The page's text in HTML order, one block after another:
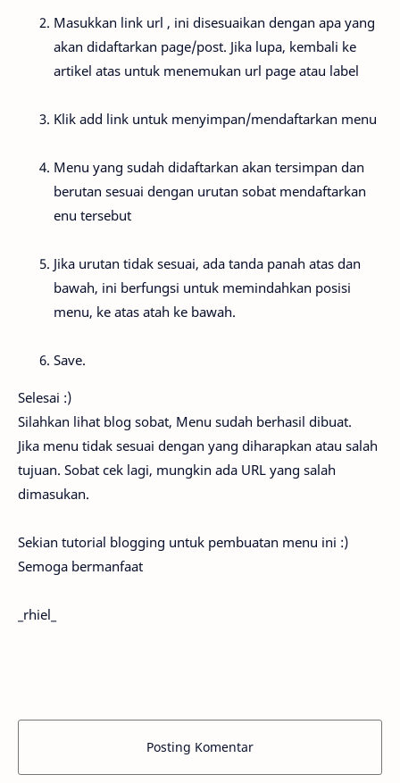
Masukkan link url , ini disesuaikan dengan apa yang
akan didaftarkan page/post. Jika lupa, kembali ke
artikel atas untuk menemukan url page atau label
Klik add link untuk menyimpan/mendaftarkan menu
Menu yang sudah didaftarkan akan tersimpan dan
berutan sesuai dengan urutan sobat mendaftarkan
enu tersebut
Jika urutan tidak sesuai, ada tanda panah atas dan
bawah, ini berfungsi untuk memindahkan posisi
menu, ke atas atah ke bawah.
Save.
Selesai :)
Silahkan lihat blog sobat, Menu sudah berhasil dibuat.
Jika menu tidak sesuai dengan yang diharapkan atau salah
tujuan. Sobat cek lagi, mungkin ada URL yang salah
dimasukan.
Sekian tutorial blogging untuk pembuatan menu ini :)
Semoga bermanfaat
_rhiel_
Posting Komentar